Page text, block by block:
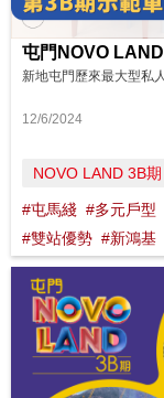
12/6/2024
NOVO LAND 3B期
#屯馬綫 #多元戶型
#雙站優勢 #新鴻基